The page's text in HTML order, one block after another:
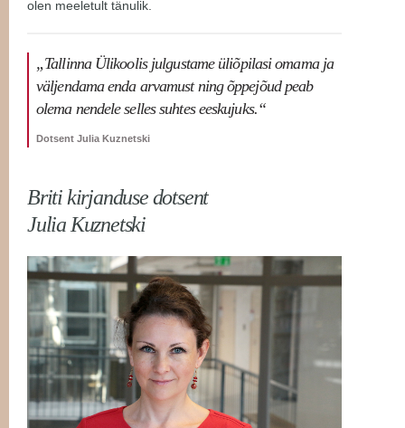
olen meeletult tänulik.
„Tallinna Ülikoolis julgustame üliõpilasi omama ja
väljendama enda arvamust ning õppejõud peab
olema nendele selles suhtes eeskujuks.“
Dotsent Julia Kuznetski
Briti kirjanduse dotsent
Julia Kuznetski